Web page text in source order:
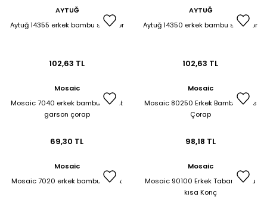
AYTUĞ
Aytuğ 14355 erkek bambu sneaker
102,63 TL
AYTUĞ
Aytuğ 14350 erkek bambu sneaker
102,63 TL
Mosaic
Mosaic 7040 erkek bambu komet
garson çorap
69,30 TL
Mosaic
Mosaic 80250 Erkek Bambu Tenis
Çorap
98,18 TL
Mosaic
Mosaic 7020 erkek bambu babet
Mosaic
Mosaic 90100 Erkek Taban Havlu
kısa Konç